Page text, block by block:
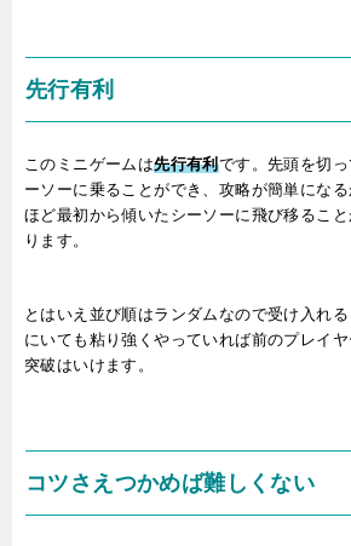
先行有利
このミニゲームは先行有利です。先頭を切
ーソーに乗ることができ、攻略が簡単にな
ほど最初から傾いたシーソーに飛び移るこ
ります。
とはいえ並び順はランダムなので受け入れ
にいても粘り強くやっていれば前のプレイ
突破はいけます。
コツさえつかめば難しくない